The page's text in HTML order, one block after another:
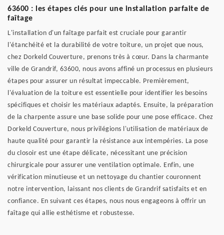
63600 : les étapes clés pour une installation parfaite de
faîtage
L'installation d'un faîtage parfait est cruciale pour garantir
l'étanchéité et la durabilité de votre toiture, un projet que nous,
chez Dorkeld Couverture, prenons très à cœur. Dans la charmante
ville de Grandrif, 63600, nous avons affiné un processus en plusieurs
étapes pour assurer un résultat impeccable. Premièrement,
l'évaluation de la toiture est essentielle pour identifier les besoins
spécifiques et choisir les matériaux adaptés. Ensuite, la préparation
de la charpente assure une base solide pour une pose efficace. Chez
Dorkeld Couverture, nous privilégions l'utilisation de matériaux de
haute qualité pour garantir la résistance aux intempéries. La pose
du closoir est une étape délicate, nécessitant une précision
chirurgicale pour assurer une ventilation optimale. Enfin, une
vérification minutieuse et un nettoyage du chantier couronnent
notre intervention, laissant nos clients de Grandrif satisfaits et en
confiance. En suivant ces étapes, nous nous engageons à offrir un
faîtage qui allie esthétisme et robustesse.